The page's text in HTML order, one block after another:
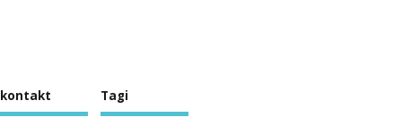
kontakt Tagi